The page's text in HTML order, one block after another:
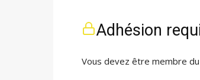
Adhésion
Vous devez être membre